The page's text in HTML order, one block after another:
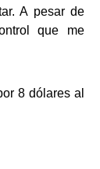
A pesar de
que me
8 dólares al